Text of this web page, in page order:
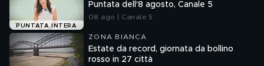
PUNTATA INTERA
Puntata dell'8 agosto, Canale 5
08 ago | Canale 5
ZONA BIANCA
Estate da record, giornata da bollino
rosso in 27 città